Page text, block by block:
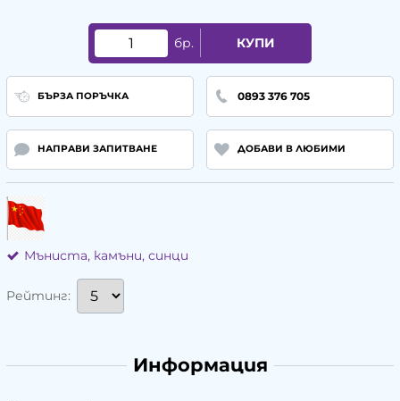
бр. КУПИ
БЪРЗА ПОРЪЧКА 0893 376 705
НАПРАВИ ЗАПИТВАНЕ ДОБАВИ В ЛЮБИМИ
Мъниста, камъни, синци
Рейтинг:
Информация